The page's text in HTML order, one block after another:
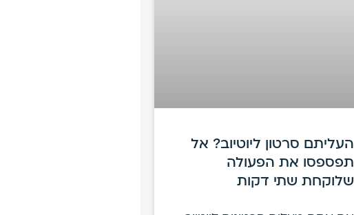
העליתם סרטון ליוטיוב? אל
תפספסו את הפעולה
שלוקחת שתי דקות